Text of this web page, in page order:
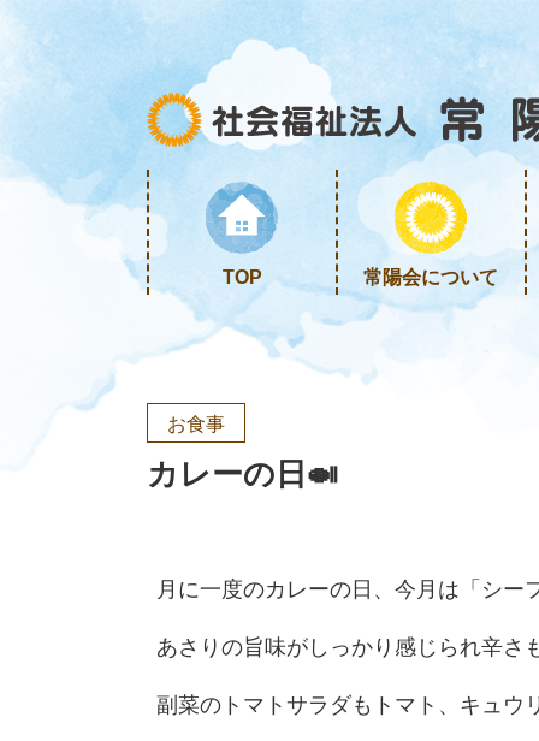
TOP 常陽会について
お食事
カレーの日🍛
月に一度のカレーの日、今月は「シー
あさりの旨味がしっかり感じられ辛さ
副菜のトマトサラダもトマト、キュウ